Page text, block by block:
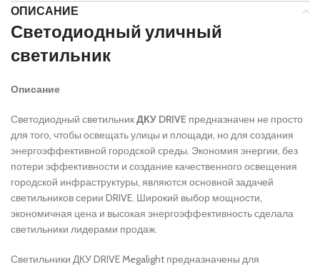
ОПИСАНИЕ
Светодиодный уличный
светильник
Описание
Светодиодный светильникДКУ DRIVE предназначен не просто
для того, чтобы освещать улицы и площади, но для создания
энергоэффективной городской среды. Экономия энергии, без
потери эффективности и создание качественного освещения
городской инфраструктуры, являются основной задачей
светильников серии DRIVE. Широкий выбор мощности,
экономичная цена и высокая энергоэффективность сделала
светильники лидерами продаж.
Светильники ДКУ DRIVE Megalight предназначены для